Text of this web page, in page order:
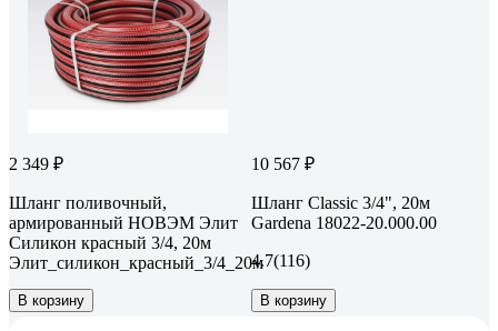
2 349 ₽
Шланг поливочный,
армированный НОВЭМ Элит
Силикон красный 3/4, 20м
Элит_силикон_красный_3/4_20м
В корзину
10 567 ₽
Шланг Classic 3/4", 20м
Gardena 18022-20.000.00
4.7(116)
В корзину